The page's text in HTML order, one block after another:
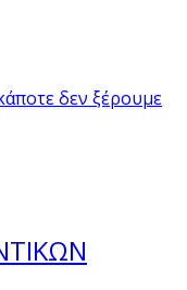
δεν ξέρουμε